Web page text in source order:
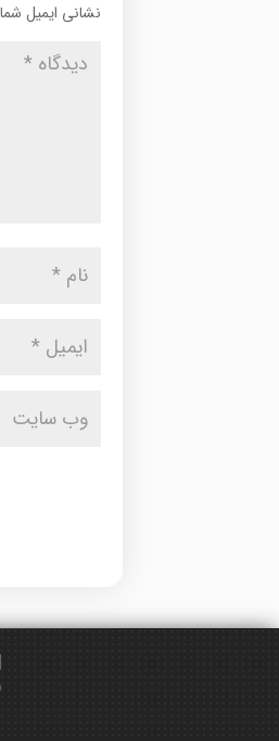
نشانی ایمیل